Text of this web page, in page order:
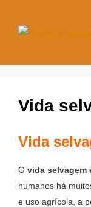
Vida
Vida
O vida selvagem
humanos há
e uso agrícola, a